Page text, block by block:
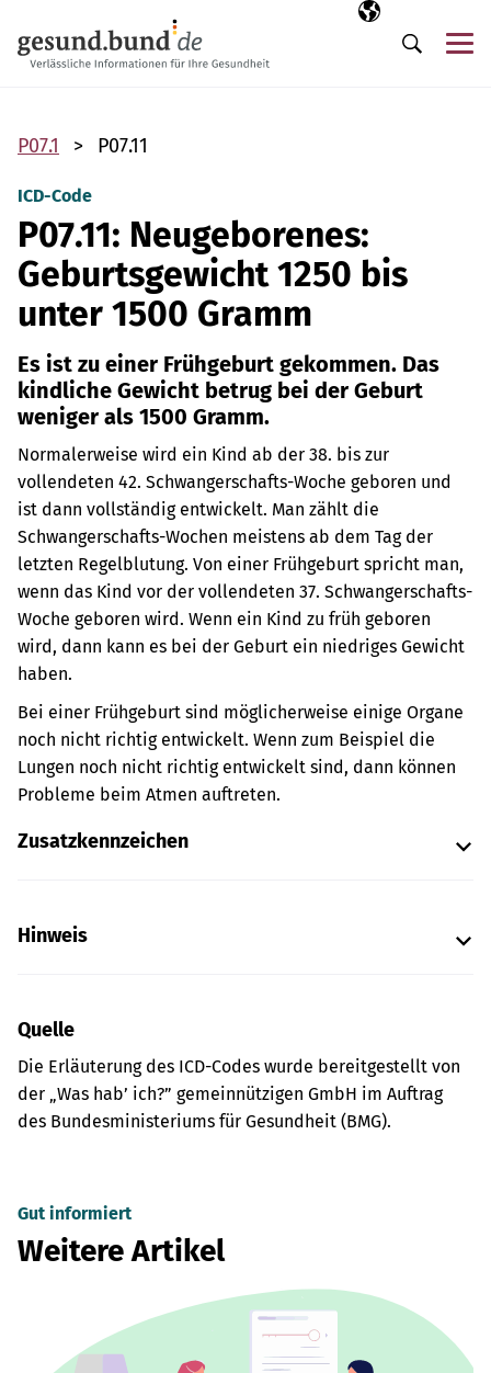
Ausgewählte
DE
Suche
P07.1 P07.11
ICD-Code
P07.11: Neugeborenes:
Geburtsgewicht 1250 bis
unter 1500 Gramm
Es ist zu einer Frühgeburt gekommen. Das
kindliche Gewicht betrug bei der Geburt
weniger als 1500 Gramm.
Normalerweise wird ein Kind ab der 38. bis zur
vollendeten 42. Schwangerschafts-Woche geboren und
ist dann vollständig entwickelt. Man zählt die
Schwangerschafts-Wochen meistens ab dem Tag der
letzten Regelblutung. Von einer Frühgeburt spricht man,
wenn das Kind vor der vollendeten 37. Schwangerschafts-
Woche geboren wird. Wenn ein Kind zu früh geboren
wird, dann kann es bei der Geburt ein niedriges Gewicht
haben.
Bei einer Frühgeburt sind möglicherweise einige Organe
noch nicht richtig entwickelt. Wenn zum Beispiel die
Lungen noch nicht richtig entwickelt sind, dann können
Probleme beim Atmen auftreten.
Zusatzkennzeichen
Hinweis
Quelle
Die Erläuterung des ICD-Codes wurde bereitgestellt von
der „Was hab’ ich?” gemeinnützigen GmbH im Auftrag
des Bundesministeriums für Gesundheit (BMG).
Gut informiert
Weitere Artikel